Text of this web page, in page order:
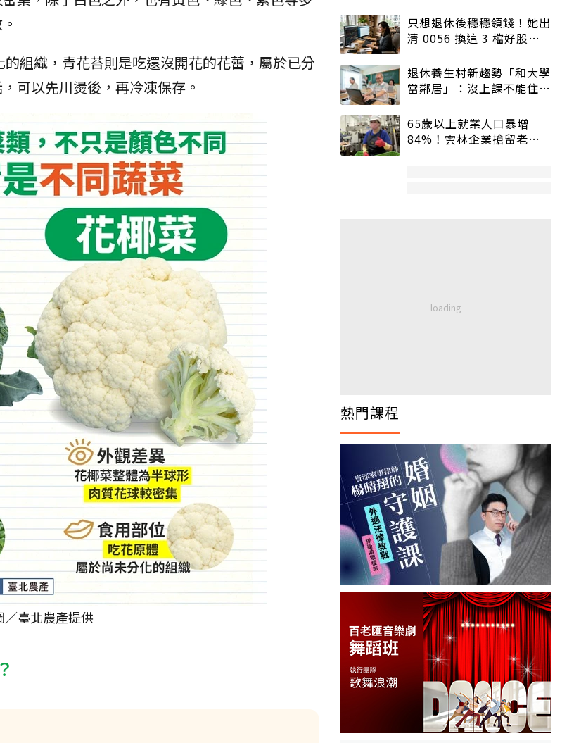
組織，青花苔則是吃還沒開花的花蕾，屬於已分
可以先川燙後，再冷凍保存。
臺北農產提供
只想退休後穩穩領錢！她出
清 0056 換這 3 檔好股：
退休養生村新趨勢「和大學
當鄰居」：沒上課不能住、
65歲以上就業人口暴增
84%！雲林企業搶留老員
熱門課程